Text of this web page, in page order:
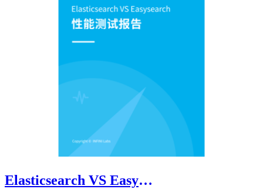
Elasticsearch VS Easysearch 性能测试报告